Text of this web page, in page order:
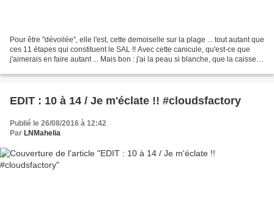
Pour être "dévoilée", elle l'est, cette demoiselle sur la plage ... tout autant que
ces 11 étapes qui constituent le SAL !! Avec cette canicule, qu'est-ce que
j'aimerais en faire autant ... Mais bon : j'ai la peau si blanche, que la caisse
EDIT : 10 à 14 / Je m'éclate !! #cloudsfactory
Publié le 26/08/2016 à 12:42
Par LNMahelia